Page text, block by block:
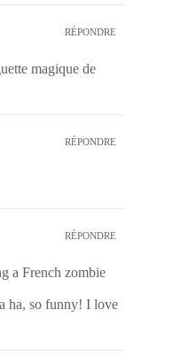
RÉPONDRE
magique de
RÉPONDRE
RÉPONDRE
a French zombie
ha, so funny! I love